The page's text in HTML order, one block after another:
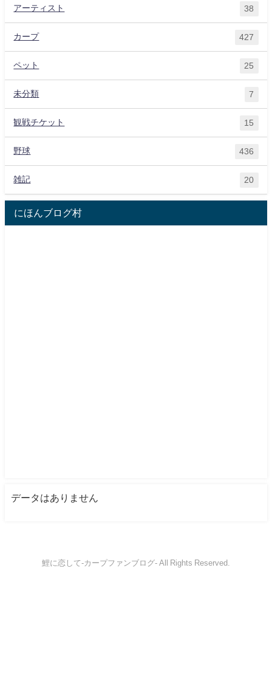
アーティスト 38
カープ 427
ペット 25
未分類 7
観戦チケット 15
野球 436
雑記 20
にほんブログ村
データはありません
鯉に恋して-カープファンブログ- All Rights Reserved.